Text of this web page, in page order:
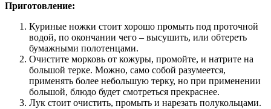
Приготовление:
Куриные ножки стоит хорошо промыть под проточной
водой, по окончании чего – высушить, или обтереть
бумажными полотенцами.
Очистите морковь от кожуры, промойте, и натрите на
большой терке. Можно, само собой разумеется,
применять более небольшую терку, но при применении
большой, блюдо будет смотреться прекраснее.
Лук стоит очистить, промыть и нарезать полукольцами.